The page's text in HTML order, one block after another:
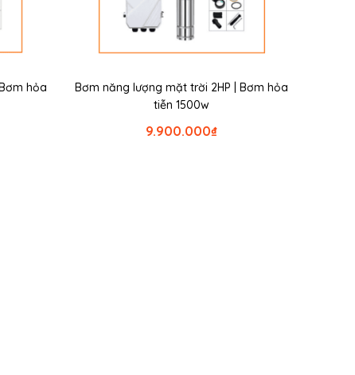
hỏa
Bơm năng lượng mặt trời 2HP | Bơm hỏa
tiễn 1500w
₫
9.900.000